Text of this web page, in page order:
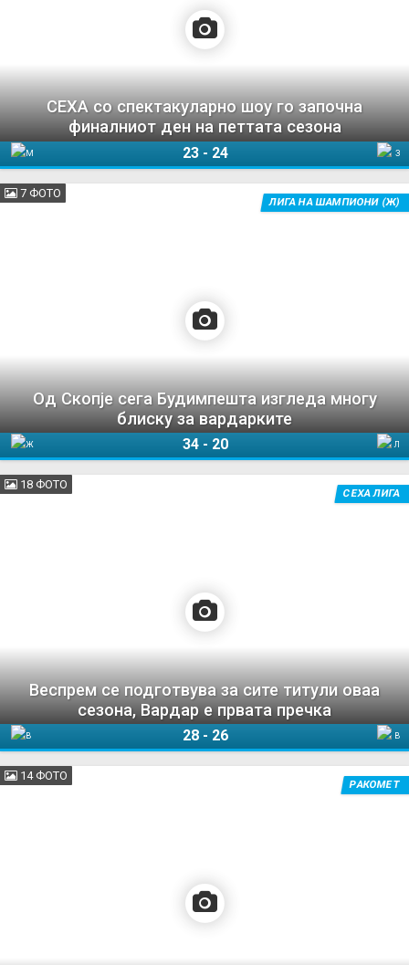
СЕХА со спектакуларно шоу го започна
финалниот ден на петтата сезона
23 - 24
7 ФОТО
Од Скопје сега Будимпешта изгледа многу
блиску за вардарките
ЛИГА НА ШАМПИОНИ (Ж)
34 - 20
18 ФОТО
Веспрем се подготвува за сите титули оваа
сезона, Вардар е првата пречка
СЕХА ЛИГА
28 - 26
14 ФОТО
РАКОМЕТ